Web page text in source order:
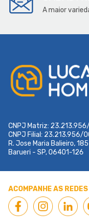
mesma filosofia que
colchões do
missão de sermos o
A maior
CNPJ Matriz:
CNPJ Filial: 23.213.956/
R. Jose Maria Balieiro, 185
Barueri - SP, 06401-126
ACOMPANHE AS